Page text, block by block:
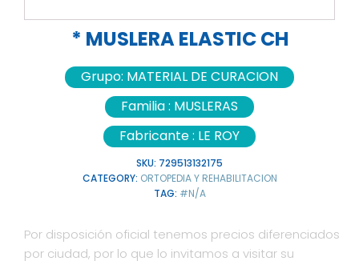
* MUSLERA ELASTIC CH
Grupo: MATERIAL DE CURACION
Familia : MUSLERAS
Fabricante : LE ROY
SKU: 729513132175
CATEGORY: ORTOPEDIA Y REHABILITACION
TAG: #N/A
Por disposición oficial tenemos precios diferenciados
por ciudad, por lo que lo invitamos a visitar su